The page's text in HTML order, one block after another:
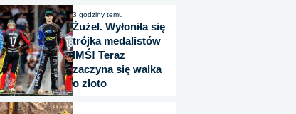
3 godziny temu
Żużel. Wyłoniła się
trójka medalistów
IMŚ! Teraz
zaczyna się walka
o złoto